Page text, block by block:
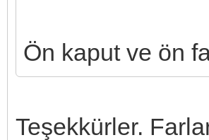
Ön kaput ve ön
Teşekkürler.